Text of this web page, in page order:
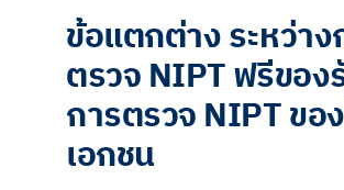
ข้อแตกต่าง ระหว่าง
ตรวจ NIPT ฟรีของ
การตรวจ NIPT ของ
เอกชน